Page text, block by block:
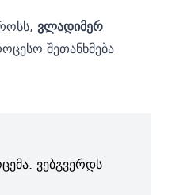
ვლადიმერ
შეთანხმება
ვებგვერდს